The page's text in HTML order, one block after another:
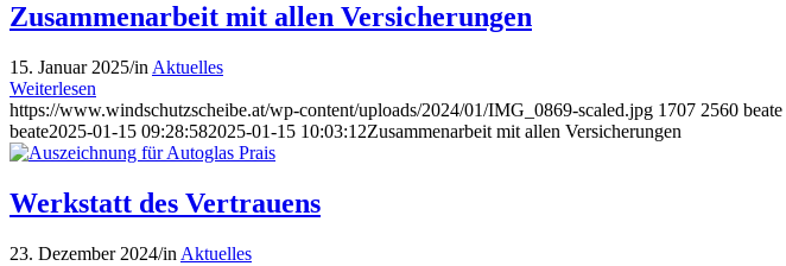
Zusammenarbeit mit allen Versicherungen
15. Januar 2025/in Aktuelles
Weiterlesen
https://www.windschutzscheibe.at/wp-content/uploads/2024/01/IMG_0869-scaled.jpg 1707 2560 beate
beate2025-01-15 09:28:582025-01-15 10:03:12Zusammenarbeit mit allen Versicherungen
Werkstatt des Vertrauens
23. Dezember 2024/in Aktuelles